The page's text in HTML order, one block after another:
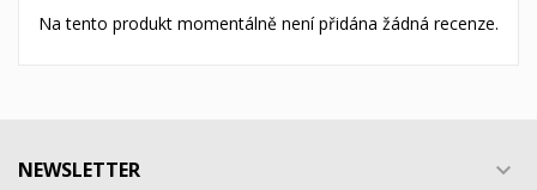
Na tento produkt momentálně není přidána žádná recenze.
NEWSLETTER 